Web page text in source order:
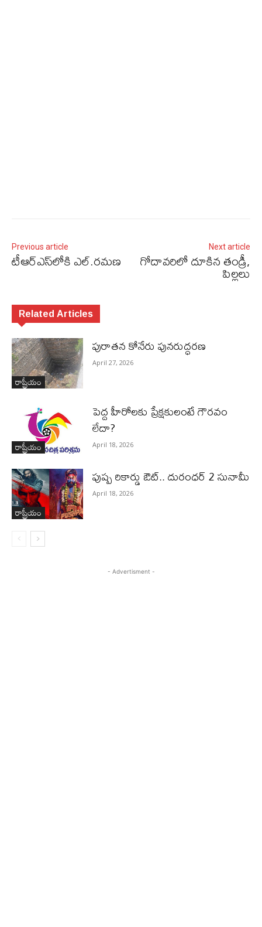
Previous article
టీఆర్‌ఎస్‌లోకి ఎల్‌.రమణ
Next article
గోదావరిలో దూకిన తండ్రీ,
పిల్లలు
Related Articles
రాష్ట్రీయం
పురాత‌న కోనేరు పున‌రుద్ధ‌ర‌ణ
April 27, 2026
రాష్ట్రీయం
పెద్ద హీరోల‌కు ప్రేక్ష‌కులంటే గౌర‌వం
లేదా?
April 18, 2026
రాష్ట్రీయం
పుష్ప రికార్డు ఔట్‌.. దురంధ‌ర్ 2 సునామీ
April 18, 2026
- Advertisment -